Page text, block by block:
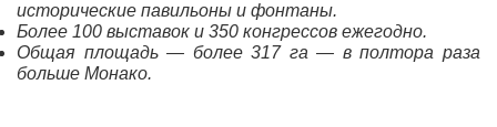
исторические павильоны и фонтаны.
Более 100 выставок и 350 конгрессов ежегодно.
Общая площадь — более 317 га — в полтора раза
больше Монако.